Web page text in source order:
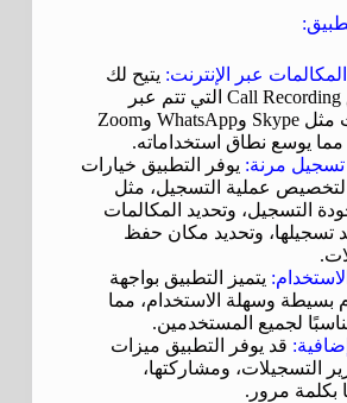
عبر الإنترنت: يتيح لك
التطبيق Call Recording التي تتم عبر
تطبيقات مثل Skype وWhatsApp وZoom
مما يوسع نطاق استخداماته.
تسجيل مرنة: يوفر التطبيق خيارات
لتخصيص عملية التسجيل، مثل
التسجيل، وتحديد المكالمات
تسجيلها، وتحديد مكان حفظ
يتميز التطبيق بواجهة
بسيطة وسهلة الاستخدام، مما
لجميع المستخدمين.
قد يوفر التطبيق ميزات
التسجيلات، ومشاركتها،
بكلمة مرور.